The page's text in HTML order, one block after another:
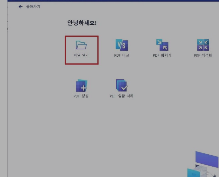
PDF 폼
PDF 일괄 작업
AI 지원 센터